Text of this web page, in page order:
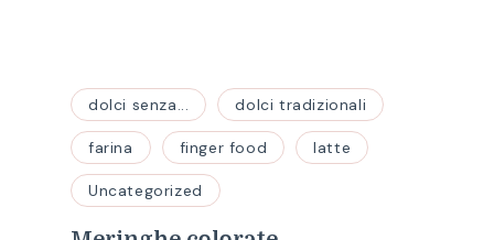
dolci senza... dolci tradizionali
farina finger food latte
Uncategorized